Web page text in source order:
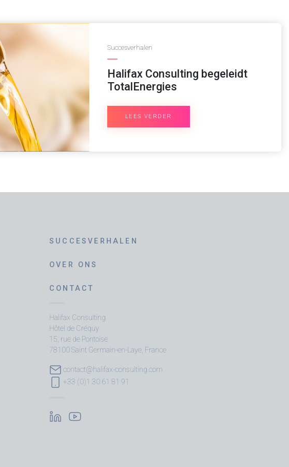
Succesverhalen
Halifax Consulting begeleidt
TotalEnergies
LEES VERDER
SUCCESVERHALEN
OVER ONS
CONTACT
Halifax Consulting
Hôtel de Créquy
15, rue de Pontoise
78100 Saint Germain-en-Laye, France
contact@halifax-consulting.com
+33 (0)1 30 61 81 91